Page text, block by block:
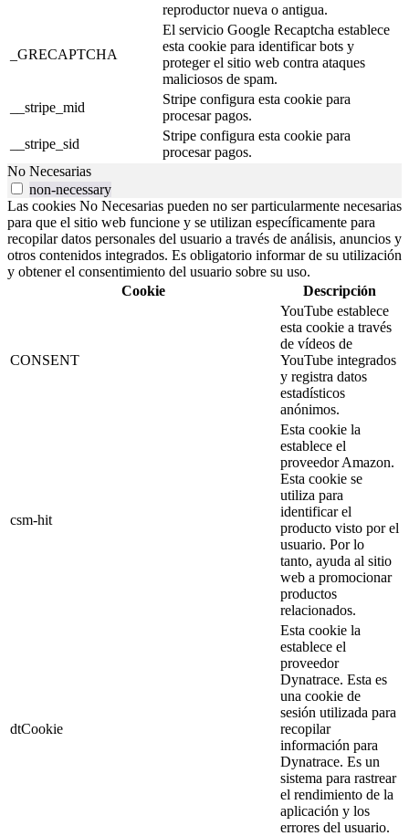
reproductor nueva o antigua.
_GRECAPTCHA
El servicio Google Recaptcha establece
esta cookie para identificar bots y
proteger el sitio web contra ataques
maliciosos de spam.
__stripe_mid
Stripe configura esta cookie para
procesar pagos.
__stripe_sid
Stripe configura esta cookie para
procesar pagos.
No Necesarias
non-necessary
Las cookies No Necesarias pueden no ser particularmente necesarias
para que el sitio web funcione y se utilizan específicamente para
recopilar datos personales del usuario a través de análisis, anuncios y
otros contenidos integrados. Es obligatorio informar de su utilización
y obtener el consentimiento del usuario sobre su uso.
Cookie
Descripción
CONSENT
YouTube establece
esta cookie a través
de vídeos de
YouTube integrados
y registra datos
estadísticos
anónimos.
csm-hit
Esta cookie la
establece el
proveedor Amazon.
Esta cookie se
utiliza para
identificar el
producto visto por el
usuario. Por lo
tanto, ayuda al sitio
web a promocionar
productos
relacionados.
dtCookie
Esta cookie la
establece el
proveedor
Dynatrace. Esta es
una cookie de
sesión utilizada para
recopilar
información para
Dynatrace. Es un
sistema para rastrear
el rendimiento de la
aplicación y los
errores del usuario.